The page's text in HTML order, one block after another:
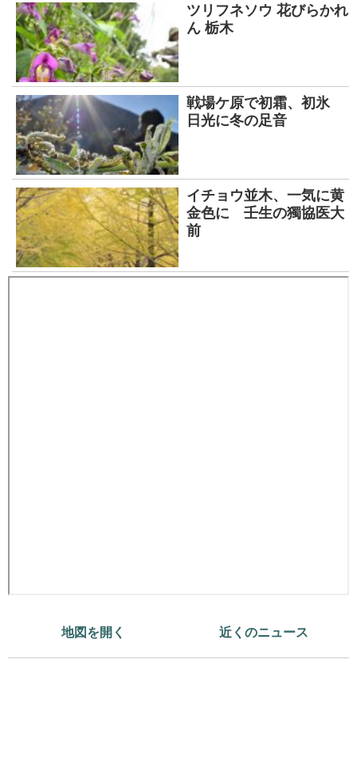
ツリフネソウ 花びらかれ
ん 栃木
戦場ケ原で初霜、初氷
日光に冬の足音
イチョウ並木、一気に黄
金色に 壬生の獨協医大
前
地図を開く 近くのニュース